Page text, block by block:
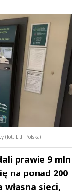
(fot. Lidl Polska)
prawie 9 mln
na ponad 200
sieci,